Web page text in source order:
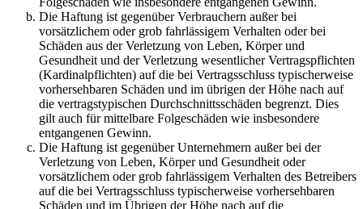
Die Haftung ist gegenüber Verbrauchern außer bei
vorsätzlichem oder grob fahrlässigem Verhalten oder bei
Schäden aus der Verletzung von Leben, Körper und
Gesundheit und der Verletzung wesentlicher Vertragspflichten
(Kardinalpflichten) auf die bei Vertragsschluss typischerweise
vorhersehbaren Schäden und im übrigen der Höhe nach auf
die vertragstypischen Durchschnittsschäden begrenzt. Dies
gilt auch für mittelbare Folgeschäden wie insbesondere
entgangenen Gewinn.
Die Haftung ist gegenüber Unternehmern außer bei der
Verletzung von Leben, Körper und Gesundheit oder
vorsätzlichem oder grob fahrlässigem Verhalten des Betreibers
auf die bei Vertragsschluss typischerweise vorhersehbaren
Schäden und im Übrigen der Höhe nach auf die